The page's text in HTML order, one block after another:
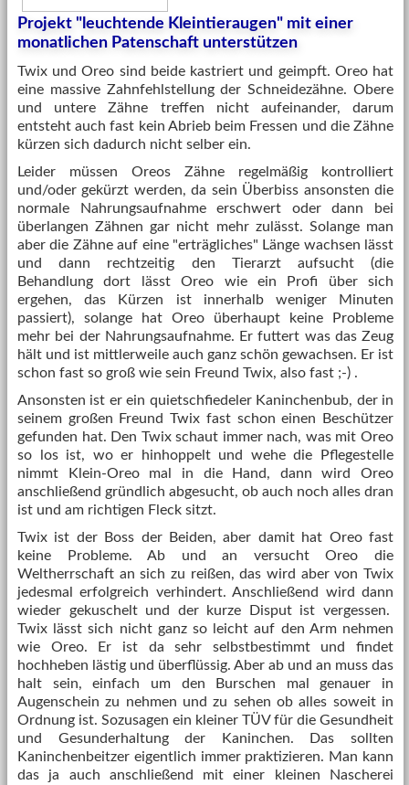
Projekt "leuchtende Kleintieraugen" mit einer
monatlichen Patenschaft unterstützen
Twix und Oreo sind beide kastriert und geimpft. Oreo hat
eine massive Zahnfehlstellung der Schneidezähne. Obere
und untere Zähne treffen nicht aufeinander, darum
entsteht auch fast kein Abrieb beim Fressen und die Zähne
kürzen sich dadurch nicht selber ein.
Leider müssen Oreos Zähne regelmäßig kontrolliert
und/oder gekürzt werden, da sein Überbiss ansonsten die
normale Nahrungsaufnahme erschwert oder dann bei
überlangen Zähnen gar nicht mehr zulässt. Solange man
aber die Zähne auf eine "erträgliches" Länge wachsen lässt
und dann rechtzeitig den Tierarzt aufsucht (die
Behandlung dort lässt Oreo wie ein Profi über sich
ergehen, das Kürzen ist innerhalb weniger Minuten
passiert), solange hat Oreo überhaupt keine Probleme
mehr bei der Nahrungsaufnahme. Er futtert was das Zeug
hält und ist mittlerweile auch ganz schön gewachsen. Er ist
schon fast so groß wie sein Freund Twix, also fast ;-) .
Ansonsten ist er ein quietschfiedeler Kaninchenbub, der in
seinem großen Freund Twix fast schon einen Beschützer
gefunden hat. Den Twix schaut immer nach, was mit Oreo
so los ist, wo er hinhoppelt und wehe die Pflegestelle
nimmt Klein-Oreo mal in die Hand, dann wird Oreo
anschließend gründlich abgesucht, ob auch noch alles dran
ist und am richtigen Fleck sitzt.
Twix ist der Boss der Beiden, aber damit hat Oreo fast
keine Probleme. Ab und an versucht Oreo die
Weltherrschaft an sich zu reißen, das wird aber von Twix
jedesmal erfolgreich verhindert. Anschließend wird dann
wieder gekuschelt und der kurze Disput ist vergessen.
Twix lässt sich nicht ganz so leicht auf den Arm nehmen
wie Oreo. Er ist da sehr selbstbestimmt und findet
hochheben lästig und überflüssig. Aber ab und an muss das
halt sein, einfach um den Burschen mal genauer in
Augenschein zu nehmen und zu sehen ob alles soweit in
Ordnung ist. Sozusagen ein kleiner TÜV für die Gesundheit
und Gesunderhaltung der Kaninchen. Das sollten
Kaninchenbeitzer eigentlich immer praktizieren. Man kann
das ja auch anschließend mit einer kleinen Nascherei